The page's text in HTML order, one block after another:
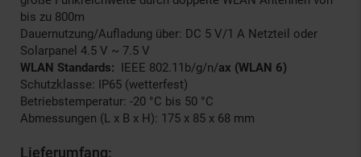
bis zu 800m
Dauernutzung/Aufladung über: DC 5 V/1 A Netzteil oder
Solarpanel 4.5 V ~ 7.5 V
WLAN Standards: IEEE 802.11b/g/n/ax (WLAN 6)
Schutzklasse: IP65 (wetterfest)
Betriebstemperatur: -20 °C bis 50 °C
Abmessungen (L x B x H): 175 x 85 x 68 mm
Lieferumfang: